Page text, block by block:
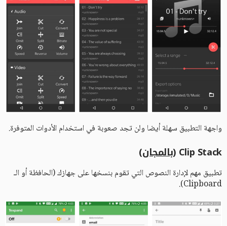
واجهة التطبيق سهلة أيضا ولن تجد صعوبة في استخدام الأدوات المتوفرة.
Clip Stack ( بالمجان)
تطبيق مهم لإدارة النصوص التي تقوم بنسخها على جهازك (الحافظة أو الـ
Clipboard).